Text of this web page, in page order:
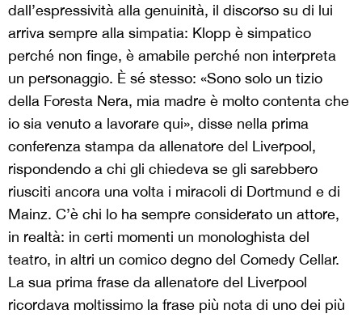
dall’espressività alla genuinità, il discorso su di lui
arriva sempre alla simpatia: Klopp è simpatico
perché non finge, è amabile perché non interpreta
un personaggio. È sé stesso: «Sono solo un tizio
della Foresta Nera, mia madre è molto contenta che
io sia venuto a lavorare qui», disse nella prima
conferenza stampa da allenatore del Liverpool,
rispondendo a chi gli chiedeva se gli sarebbero
riusciti ancora una volta i miracoli di Dortmund e di
Mainz. C’è chi lo ha sempre considerato un attore,
in realtà: in certi momenti un monologhista del
teatro, in altri un comico degno del Comedy Cellar.
La sua prima frase da allenatore del Liverpool
ricordava moltissimo la frase più nota di uno dei più